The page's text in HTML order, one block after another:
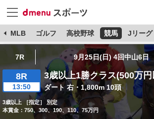
MLB ゴルフ 高校野球 競馬 Jリーグ
7R 9月25日(日) 4回中山6日
8R
13:50
3歳以上1勝クラス(500万円
ダート 右・1,800m 10頭
3歳以上 ［指定］ 別定
本賞金：750、300、190、110、75万円